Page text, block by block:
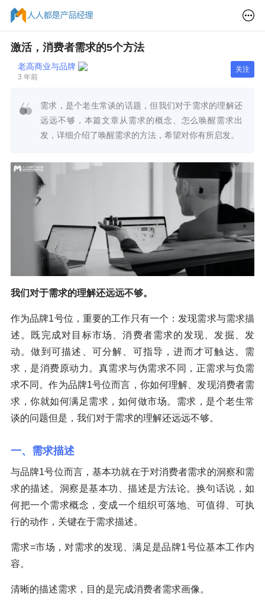
激活，消费者需求的5个方法
老高商业与品牌
3 年前
关注
需求，是个老生常谈的话题，但我们对于需求的理解还
远远不够，本篇文章从需求的概念、怎么唤醒需求出
发，详细介绍了唤醒需求的方法，希望对你有所启发。
我们对于需求的理解还远远不够。
作为品牌1号位，重要的工作只有一个：发现需求与需求描
述。既完成对目标市场、消费者需求的发现、发掘、发
动。做到可描述、可分解、可指导，进而才可触达。需
求，是消费原动力。真需求与伪需求不同，正需求与负需
求不同。作为品牌1号位而言，你如何理解、发现消费者需
求，你就如何满足需求，如何做市场。需求，是个老生常
谈的问题但是，我们对于需求的理解还远远不够。
一、需求描述
与品牌1号位而言，基本功就在于对消费者需求的洞察和需
求的描述。洞察是基本功、描述是方法论。换句话说，如
何把一个需求概念，变成一个组织可落地、可值得、可执
行的动作，关键在于需求描述。
需求=市场，对需求的发现、满足是品牌1号位基本工作内
容。
清晰的描述需求，目的是完成消费者需求画像。